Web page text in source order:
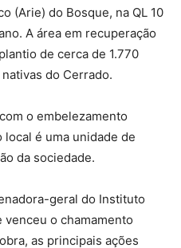
(Arie) do Bosque, na QL 10
A área em recuperação
de cerca de 1.770
do Cerrado.
o embelezamento
local é uma unidade de
da sociedade.
geral do Instituto
venceu o chamamento
as principais ações